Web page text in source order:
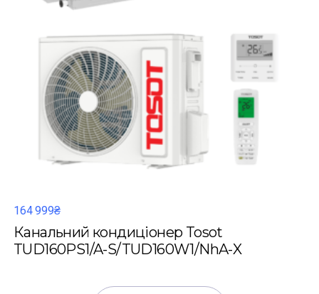
164 999₴
Канальний кондиціонер Tosot
TUD160PS1/A-S/TUD160W1/NhA-X